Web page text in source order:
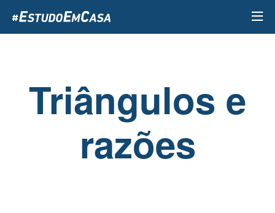
para
o
Triângulos e
razões